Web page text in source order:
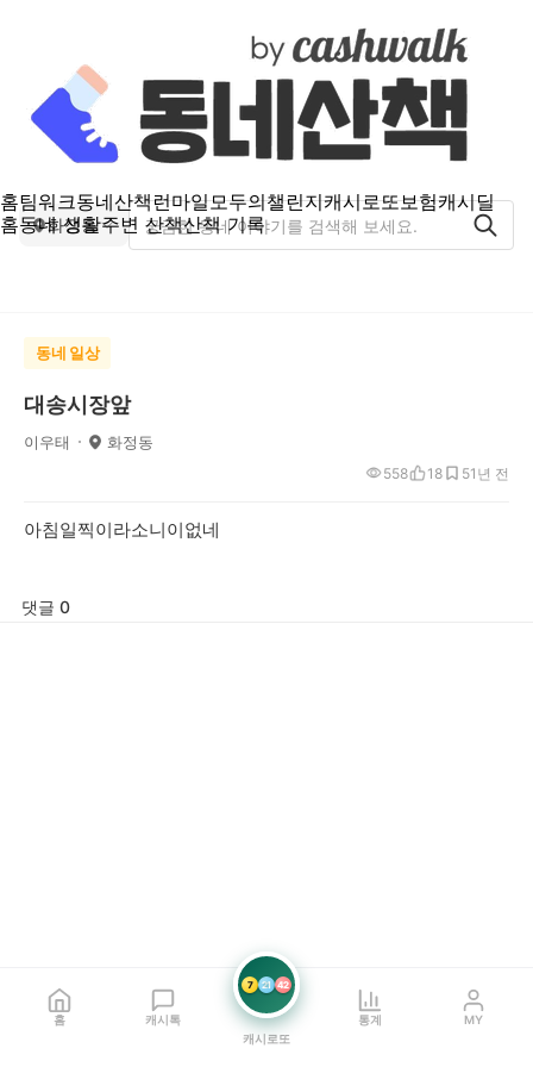
홈팀워크동네산책런마일모두의챌린지캐시로또보험캐시딜
홈동네 생활주변 산책산책 기록
화정동
동네 일상
대송시장앞
이우태 화정동
1년 전
558 18 5
아침일찍이라소니이없네
댓글 0
홈 캐시톡
7 21 42
캐시로또
통계 MY